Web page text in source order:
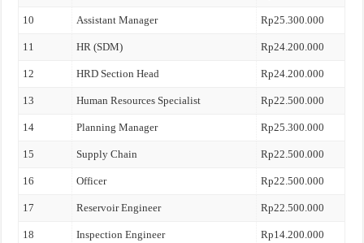
10 Assistant Manager Rp25.300.000
11 HR (SDM) Rp24.200.000
12 HRD Section Head Rp24.200.000
13 Human Resources Specialist Rp22.500.000
14 Planning Manager Rp25.300.000
15 Supply Chain Rp22.500.000
16 Officer Rp22.500.000
17 Reservoir Engineer Rp22.500.000
18 Inspection Engineer Rp14.200.000